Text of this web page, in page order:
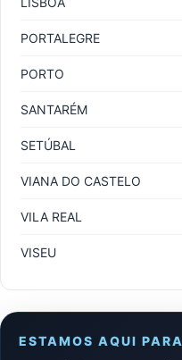
PORTALEGRE
PORTO
SANTARÉM
SETÚBAL
VIANA DO CASTELO
VILA REAL
VISEU
ESTAMOS AQUI